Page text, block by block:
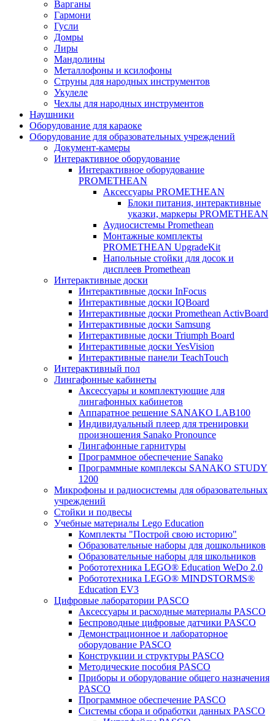
Варганы
Гармони
Гусли
Домры
Лиры
Мандолины
Металлофоны и ксилофоны
Струны для народных инструментов
Укулеле
Чехлы для народных инструментов
Наушники
Оборудование для караоке
Оборудование для образовательных учреждений
Документ-камеры
Интерактивное оборудование
Интерактивное оборудование
PROMETHEAN
Аксессуары PROMETHEAN
Блоки питания, интерактивные
указки, маркеры PROMETHEAN
Аудиосистемы Promethean
Монтажные комплекты
PROMETHEAN UpgradeKit
Напольные стойки для досок и
дисплеев Promethean
Интерактивные доски
Интерактивные доски InFocus
Интерактивные доски IQBoard
Интерактивные доски Promethean ActivBoard
Интерактивные доски Samsung
Интерактивные доски Triumph Board
Интерактивные доски YesVision
Интерактивные панели TeachTouch
Интерактивный пол
Лингафонные кабинеты
Аксессуары и комплектующие для
лингафонных кабинетов
Аппаратное решение SANAKO LAB100
Индивидуальный плеер для тренировки
произношения Sanako Pronounce
Лингафонные гарнитуры
Программное обеспечение Sanako
Программные комплексы SANAKO STUDY
1200
Микрофоны и радиосистемы для образовательных
учреждений
Стойки и подвесы
Учебные материалы Lego Education
Комплекты "Построй свою историю"
Образовательные наборы для дошкольников
Образовательные наборы для школьников
Робототехника LEGO® Education WeDo 2.0
Робототехника LEGO® MINDSTORMS®
Education EV3
Цифровые лаборатории PASCO
Аксессуары и расходные материалы PASCO
Беспроводные цифровые датчики PASCO
Демонстрационное и лабораторное
оборудование PASCO
Конструкции и структуры PASCO
Методические пособия PASCO
Приборы и оборудование общего назначения
PASCO
Программное обеспечение PASCO
Системы сбора и обработки данных PASCO